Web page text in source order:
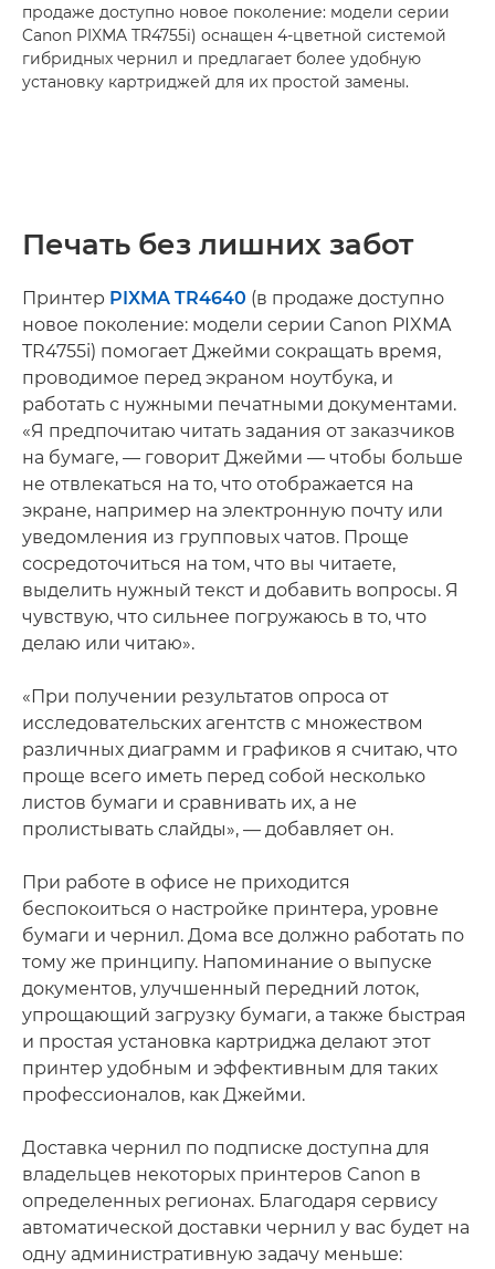
продаже доступно новое поколение: модели серии
Canon PIXMA TR4755i) оснащен 4-цветной системой
гибридных чернил и предлагает более удобную
установку картриджей для их простой замены.
Печать без лишних забот
Принтер PIXMA TR4640 (в продаже доступно
новое поколение: модели серии Canon PIXMA
TR4755i) помогает Джейми сокращать время,
проводимое перед экраном ноутбука, и
работать с нужными печатными документами.
«Я предпочитаю читать задания от заказчиков
на бумаге, — говорит Джейми — чтобы больше
не отвлекаться на то, что отображается на
экране, например на электронную почту или
уведомления из групповых чатов. Проще
сосредоточиться на том, что вы читаете,
выделить нужный текст и добавить вопросы. Я
чувствую, что сильнее погружаюсь в то, что
делаю или читаю».
«При получении результатов опроса от
исследовательских агентств с множеством
различных диаграмм и графиков я считаю, что
проще всего иметь перед собой несколько
листов бумаги и сравнивать их, а не
пролистывать слайды», — добавляет он.
При работе в офисе не приходится
беспокоиться о настройке принтера, уровне
бумаги и чернил. Дома все должно работать по
тому же принципу. Напоминание о выпуске
документов, улучшенный передний лоток,
упрощающий загрузку бумаги, а также быстрая
и простая установка картриджа делают этот
принтер удобным и эффективным для таких
профессионалов, как Джейми.
Доставка чернил по подписке доступна для
владельцев некоторых принтеров Canon в
определенных регионах. Благодаря сервису
автоматической доставки чернил у вас будет на
одну административную задачу меньше: